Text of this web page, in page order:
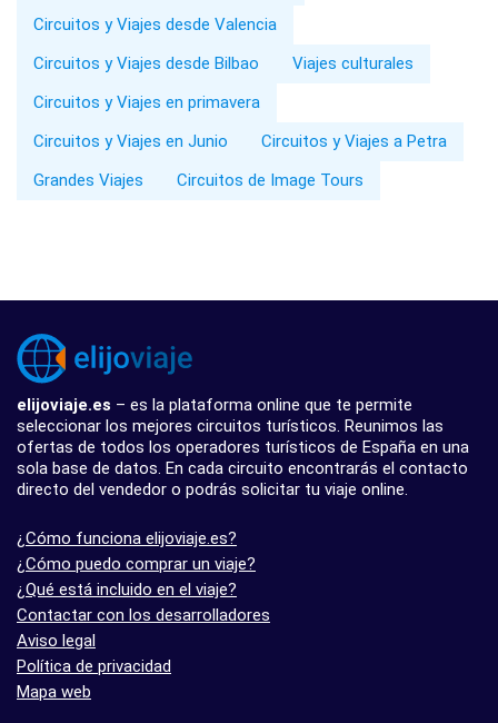
Circuitos y Viajes desde Valencia
Circuitos y Viajes desde Bilbao
Viajes culturales
Circuitos y Viajes en primavera
Circuitos y Viajes en Junio
Circuitos y Viajes a Petra
Grandes Viajes
Circuitos de Image Tours
elijoviaje.es – es la plataforma online que te permite
seleccionar los mejores circuitos turísticos. Reunimos las
ofertas de todos los operadores turísticos de España en una
sola base de datos. En cada circuito encontrarás el contacto
directo del vendedor o podrás solicitar tu viaje online.
¿Cómo funciona elijoviaje.es?
¿Cómo puedo comprar un viaje?
¿Qué está incluido en el viaje?
Contactar con los desarrolladores
Aviso legal
Política de privacidad
Mapa web